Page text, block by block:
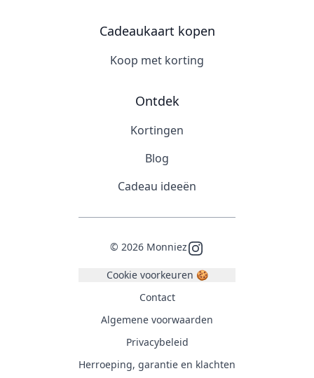
Cadeaukaart kopen
Koop met korting
Ontdek
Kortingen
Blog
Cadeau ideeën
© 2026 MonniezInstagram
Cookie voorkeuren 🍪
Contact
Algemene voorwaarden
Privacybeleid
Herroeping, garantie en klachten